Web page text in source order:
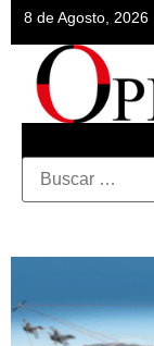
8 de Agosto, 2026